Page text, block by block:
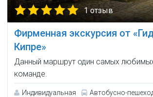
1 отзыв
Фирменная экскурсия от
Кипре»
Данный маршрут один самых
команде.
Индивидуальная
Автобусно-